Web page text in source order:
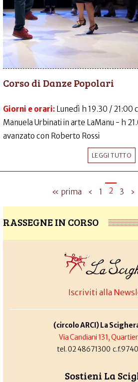
Corso di Danze Popolari
Giorni e orari: Lunedì h 19.30 / 21:00
Manuela Urbinati in arte LaManu - h
avanzato con Roberto Rossi
LEGGI TUTTO
« prima ‹ 1 2 3 ›
RASSEGNE IN CORSO
Iscriviti alla
(circolo ARCI) La
Via Candiani 131,
tel. 02 48671300
Sostieni La